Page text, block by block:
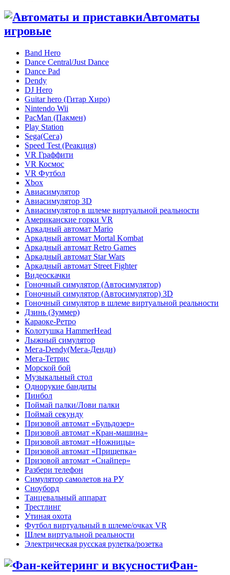
Автоматы
игровые
Band Hero
Dance Central/Just Dance
Dance Pad
Dendy
DJ Hero
Guitar hero (Гитар Хиро)
Nintendo Wii
PacMan (Пакмен)
Play Station
Sega(Сега)
Speed Test (Реакция)
VR Граффити
VR Космос
VR Футбол
Xbox
Авиасимулятор
Авиасимулятор 3D
Авиасимулятор в шлеме виртуальной реальности
Американские горки VR
Аркадный автомат Mario
Аркадный автомат Mortal Kombat
Аркадный автомат Retro Games
Аркадный автомат Star Wars
Аркадный автомат Street Fighter
Видеоскачки
Гоночный симулятор (Автосимулятор)
Гоночный симулятор (Автосимулятор) 3D
Гоночный симулятор в шлеме виртуальной реальности
Дзинь (Зуммер)
Караоке-Ретро
Колотушка HammerHead
Лыжный симулятор
Мега-Dendy(Мега-Денди)
Мега-Тетрис
Морской бой
Музыкальный стол
Однорукие бандиты
Пинбол
Поймай палки/Лови палки
Поймай секунду
Призовой автомат «Бульдозер»
Призовой автомат «Кран-машина»
Призовой автомат «Ножницы»
Призовой автомат «Прищепка»
Призовой автомат «Снайпер»
Разбери телефон
Симулятор самолетов на РУ
Сноуборд
Танцевальный аппарат
Трестлинг
Утиная охота
Футбол виртуальный в шлеме/очках VR
Шлем виртуальной реальности
Электрическая русская рулетка/розетка
Фан-